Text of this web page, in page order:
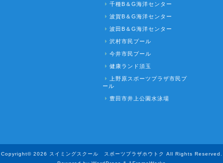
千種B＆G海洋センター
波賀B＆G海洋センター
波田B＆G海洋センター
沢村市民プール
今井市民プール
健康ランド須玉
上野原スポーツプラザ市民プ
ール
豊田市井上公園水泳場
Copyright© 2026 スイミングスクール スポーツプラザホウトク All Rights Reserved.